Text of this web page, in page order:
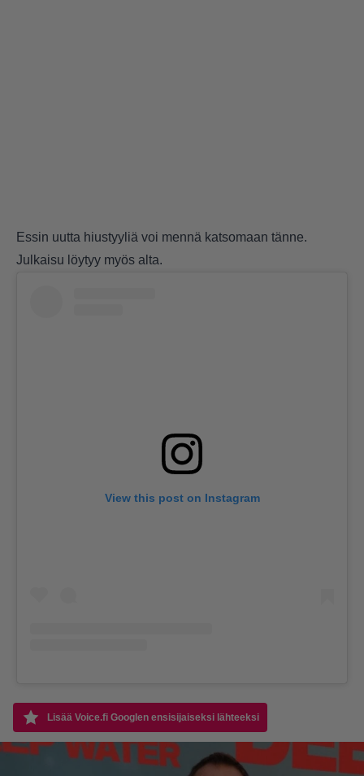
Essin uutta hiustyyliä voi mennä katsomaan tänne.
Julkaisu löytyy myös alta.
View this post on Instagram
Lisää Voice.fi Googlen ensisijaiseksi lähteeksi